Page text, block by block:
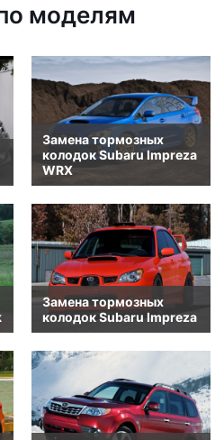
моделям
Замена тормозных
колодок Subaru Impreza
WRX
Замена тормозных
колодок Subaru Impreza